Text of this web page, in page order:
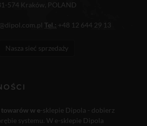
574 Kraków, POLAND
Tel.: +48 12 644 29 13
Nasza sieć sprzedaży
w e-sklepie Dipola - dobierz
systemu. W e-sklepie Dipola